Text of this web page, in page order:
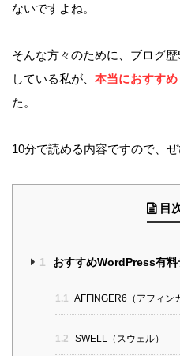
ないですよね。
そんな方々のために、ブログ
している私が、 本当におすす
た。
10分で読める内容ですので、
目
1 おすすめWordPress有料
1.1 AFFINGER6（アフィン
1.2 SWELL（スウェル）